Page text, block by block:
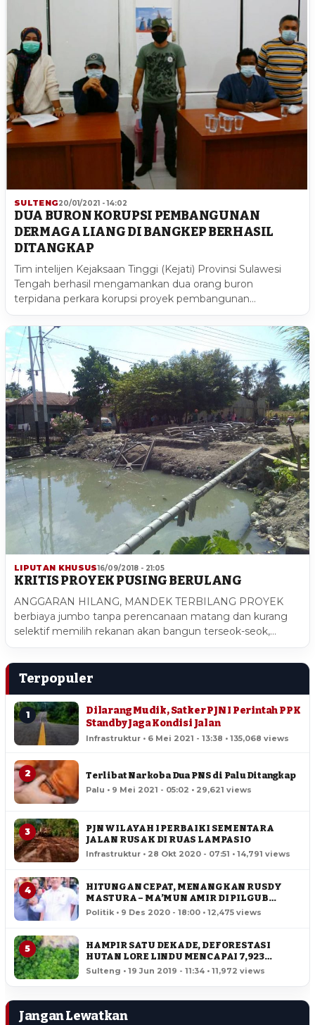
SULTENG20/01/2021 - 14:02
DUA BURON KORUPSI PEMBANGUNAN
DERMAGA LIANG DI BANGKEP BERHASIL
DITANGKAP
Tim intelijen Kejaksaan Tinggi (Kejati) Provinsi Sulawesi
Tengah berhasil mengamankan dua orang buron
terpidana perkara korupsi proyek pembangunan…
LIPUTAN KHUSUS16/09/2018 - 21:05
KRITIS PROYEK PUSING BERULANG
ANGGARAN HILANG, MANDEK TERBILANG PROYEK
berbiaya jumbo tanpa perencanaan matang dan kurang
selektif memilih rekanan akan bangun terseok-seok,…
Terpopuler
1
Dilarang Mudik, Satker PJN I Perintah PPK
Standby Jaga Kondisi Jalan
Infrastruktur • 6 Mei 2021 - 13:38 • 135,068 views
2 Terlibat Narkoba Dua PNS di Palu Ditangkap
Palu • 9 Mei 2021 - 05:02 • 29,621 views
3
PJN WILAYAH I PERBAIKI SEMENTARA
JALAN RUSAK DI RUAS LAMPASIO
Infrastruktur • 28 Okt 2020 - 07:51 • 14,791 views
4
HITUNGAN CEPAT, MENANGKAN RUSDY
MASTURA – MA’MUN AMIR DI PILGUB
SULTENG
Politik • 9 Des 2020 - 18:00 • 12,475 views
5
HAMPIR SATU DEKADE, DEFORESTASI
HUTAN LORE LINDU MENCAPAI 7,923
HEKTAR
Sulteng • 19 Jun 2019 - 11:34 • 11,972 views
Jangan Lewatkan